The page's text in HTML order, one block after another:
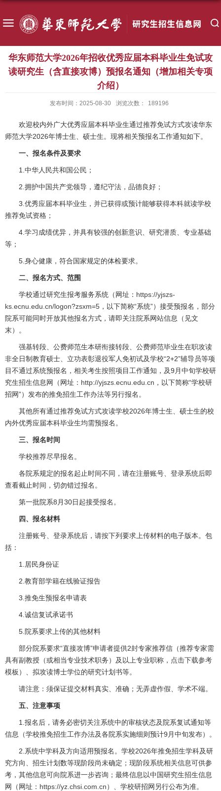
华东师范大学2026年招收优秀应届本科毕业生免试攻
读研究生（含直接攻博）预报名通知（增加相关专项
介绍）
发布时间：2025-08-30 浏览次数： 189196
欢迎校内外广大优秀应届本科毕业生通过推荐免试方式攻读华东
师范大学2026年博士生、硕士生。现将相关预报名工作通知如下。
一、报名条件及要求
1.中华人民共和国公民；
2.拥护中国共产党领导，遵纪守法，品德良好；
3.优秀应届本科毕业生，并已获得或预计能够获得本科就读学校
推荐免试资格；
4.学习成绩优异，并具有较强的创新意识、研究潜质、专业基础
等；
5.身心健康，符合国家规定的体检要求。
二、报名方式、范围
学校通过研究生报考服务系统（网址： https://yjszs-
ks.ecnu.edu.cn/logon?zsxm=5 ，以下简称“系统”）接受预报名，部分
院系可能同时开放其他报名方式，请即关注院系网站信息（见文
末）。
强基转段、公费师范生本研衔接转段、公费师范毕业生在职攻读
非全日制教育硕士、立功表彰退役军人免初试及学校“2+2”辅导员等项
目不通过系统预报名，相关考生按照项目工作通知，及9月中旬学校研
究生招生信息网（网址： http://yjszs.ecnu.edu.cn ，以下简称“学校研
招网”）发布的推免招生工作办法等另行报名。
其他所有通过推荐免试方式攻读学校2026年博士生、硕士生的校
内外优秀应届本科毕业生均需预报名。
三、报名时间
学校推荐尽早报名。
各院系规定的报名起止时间不同，请在注册账号、登录系统后即
查看截止时间，切勿错过报名。
第一批院系8月30日起接受报名。
四、报名材料
注册账号、登录系统后，请按下列要求上传材料的电子版本。包
括：
1.居民身份证
2.教育部学籍在线验证报告
3.推免生预报名申请表
4.诚信复试承诺书
5.院系要求上传的其他材料
部分院系要求“直接攻博”申请者提供2封专家推荐信（推荐专家需
具有副教授（或相当专业技术职务）及以上专业职称， 点击下载参考
模板 ）、拟攻读博士学位的研究计划书等。
请注意：须保证提交材料真实、准确；无弄虚作假、学术不端。
五、注意事项
1.报名后，请务必密切关注系统中的审核状态及院系复试通知等
信息（学校推免招生工作办法及各院系实施细则预计9月中旬发布）。
2.系统中学科及方向适用预报名。学校2026年推免招生学科及研
究方向、招生计划数等现阶段尚未确定；现阶段系统相关信息可供参
考，其他信息可向院系进一步咨询；最终信息以中国研究生招生信息
网（网址： https://yz.chsi.com.cn）、学校研招网另行公布为准。